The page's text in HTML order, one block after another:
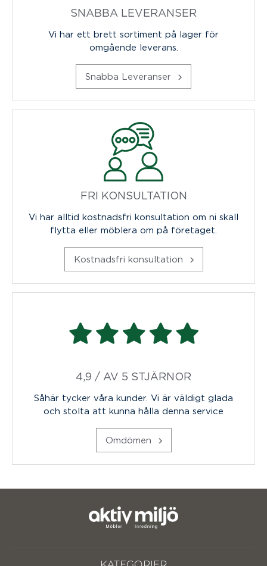
SNABBA LEVERANSER
Vi har ett brett sortiment på lager för
omgående leverans.
Snabba Leveranser
FRI KONSULTATION
Vi har alltid kostnadsfri konsultation om ni skall
flytta eller möblera om på företaget.
Kostnadsfri konsultation
4,9 / AV 5 STJÄRNOR
Såhär tycker våra kunder. Vi är väldigt glada
och stolta att kunna hålla denna service
Omdömen